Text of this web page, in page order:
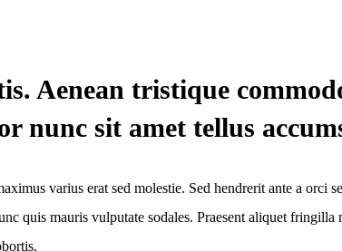
Aenean tristique
nunc sit amet tellus
varius erat sed molestie. Sed hendrerit ante a orci
quis mauris vulputate sodales. Praesent aliquet